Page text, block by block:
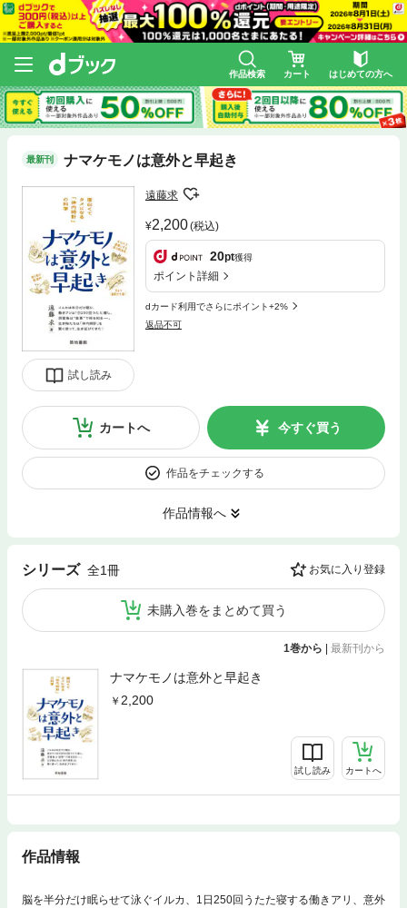
作品検索 カート はじめての方へ
最新刊 ナマケモノは意外と早起き
試し読み
遠藤求
2,200(税込)
20pt獲得
ポイント詳細
dカード利用でさらにポイント+2%
返品不可
カートへ 今すぐ買う
作品をチェックする
作品情報へ
シリーズ 全1冊 お気に入り登録
未購入巻をまとめて買う
1巻から | 最新刊から
ナマケモノは意外と早起き
2,200
試し読み カートへ
作品情報
脳を半分だけ眠らせて泳ぐイルカ、1日250回うたた寝する働きアリ、意外